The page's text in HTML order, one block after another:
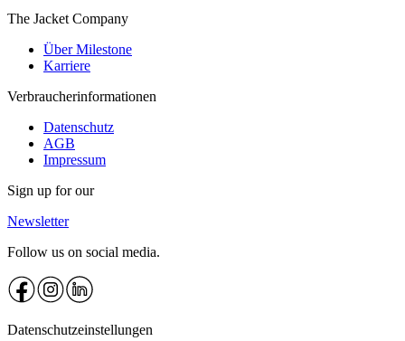
The Jacket Company
Über Milestone
Karriere
Verbraucherinformationen
Datenschutz
AGB
Impressum
Sign up for our
Newsletter
Follow us on social media.
Datenschutzeinstellungen